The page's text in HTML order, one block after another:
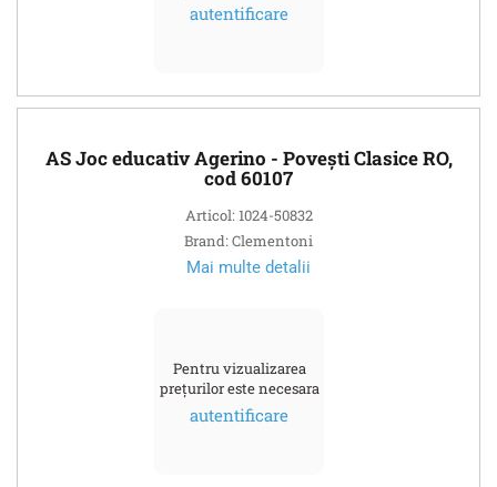
autentificare
AS Joc educativ Agerino - Povești Clasice RO,
cod 60107
Articol: 1024-50832
Brand: Clementoni
Mai multe detalii
Pentru vizualizarea
prețurilor este necesara
autentificare